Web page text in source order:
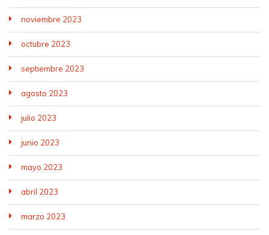
noviembre 2023
octubre 2023
septiembre 2023
agosto 2023
julio 2023
junio 2023
mayo 2023
abril 2023
marzo 2023